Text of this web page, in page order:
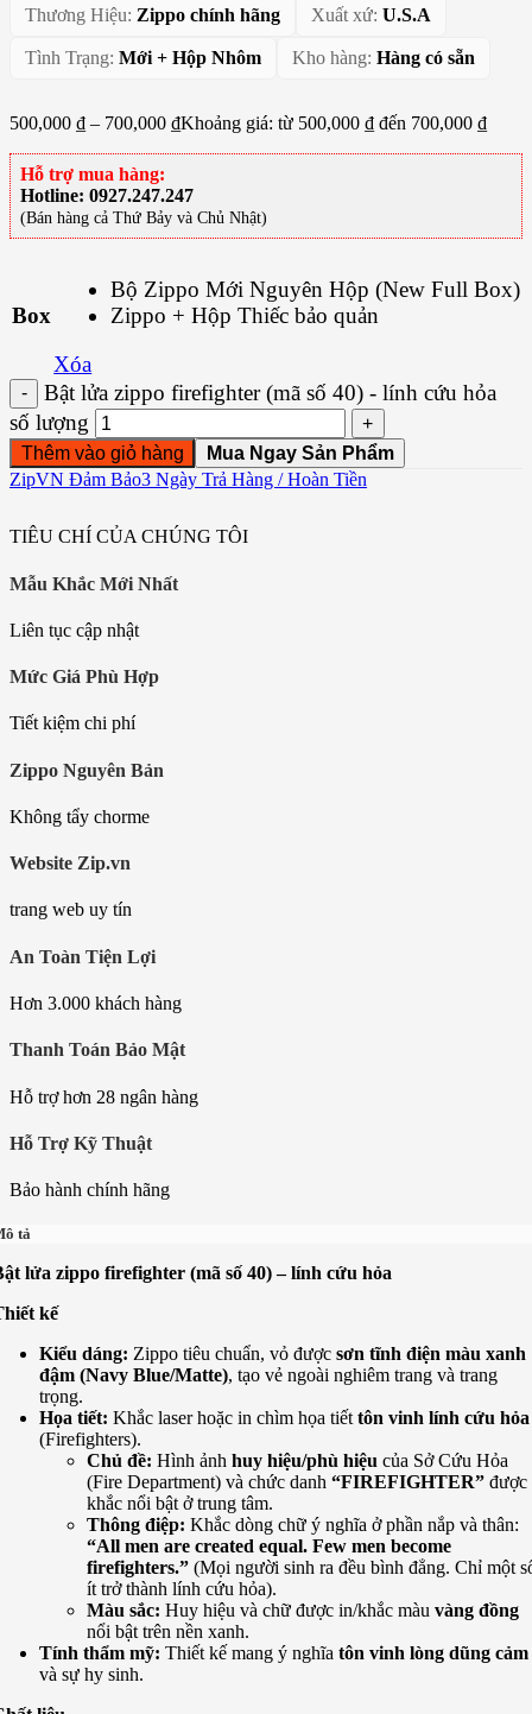
Thương Hiệu: Zippo chính hãng Xuất xứ: U.S.A
Tình Trạng: Mới + Hộp Nhôm Kho hàng: Hàng có sẵn
500,000 ₫ – 700,000 ₫Khoảng giá: từ 500,000 ₫ đến 700,000 ₫
Hỗ trợ mua hàng:
Hotline: 0927.247.247
(Bán hàng cả Thứ Bảy và Chủ Nhật)
ZipVN Đảm Bảo3 Ngày Trả Hàng / Hoàn Tiền
TIÊU CHÍ CỦA CHÚNG TÔI
Mẫu Khắc Mới Nhất
Liên tục cập nhật
Mức Giá Phù Hợp
Tiết kiệm chi phí
Zippo Nguyên Bản
Không tẩy chorme
Website Zip.vn
trang web uy tín
An Toàn Tiện Lợi
Hơn 3.000 khách hàng
Thanh Toán Bảo Mật
Hỗ trợ hơn 28 ngân hàng
Hỗ Trợ Kỹ Thuật
Bảo hành chính hãng
tả
lửa zippo firefighter (mã số 40) – lính cứu hỏa
kế
Kiểu dáng: Zippo tiêu chuẩn, vỏ được sơn tĩnh điện màu xanh
đậm (Navy Blue/Matte), tạo vẻ ngoài nghiêm trang và trang
trọng.
Họa tiết: Khắc laser hoặc in chìm họa tiết tôn vinh lính cứu hỏa
(Firefighters).
Chủ đề: Hình ảnh huy hiệu/phù hiệu của Sở Cứu Hỏa
(Fire Department) và chức danh “FIREFIGHTER” được
khắc nổi bật ở trung tâm.
Thông điệp: Khắc dòng chữ ý nghĩa ở phần nắp và thân:
“All men are created equal. Few men become
firefighters.” (Mọi người sinh ra đều bình đẳng. Chỉ một
ít trở thành lính cứu hỏa).
Màu sắc: Huy hiệu và chữ được in/khắc màu vàng đồng
nổi bật trên nền xanh.
Tính thẩm mỹ: Thiết kế mang ý nghĩa tôn vinh lòng dũng cảm
và sự hy sinh.